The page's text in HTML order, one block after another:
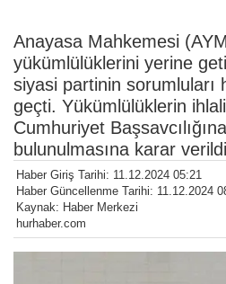
Anayasa Mahkemesi
yükümlülüklerini yerine
siyasi partinin sorumluları
geçti. Yükümlülüklerin
Cumhuriyet
bulunulmasına karar
Haber Giriş Tarihi: 11.12.2024 05:21
Haber Güncellenme Tarihi: 11.12.2024
Kaynak: Haber Merkezi
hurhaber.com